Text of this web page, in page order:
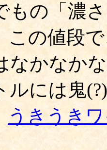
もの「濃
この値段
なかなか
ルには鬼
うきうき